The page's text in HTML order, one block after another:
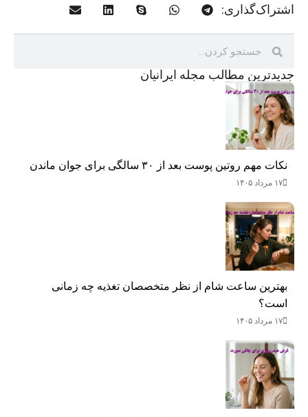
اشتراک‌گذاری:
جدید‌ترین مطالب مجله ایرانیان
نکات مهم روتین پوست بعد از ۳۰ سالگی برای جوان ماندن
۱۷ مرداد ۱۴۰۵
بهترین ساعت شام از نظر متخصصان تغذیه چه زمانی
است؟
۱۷ مرداد ۱۴۰۵